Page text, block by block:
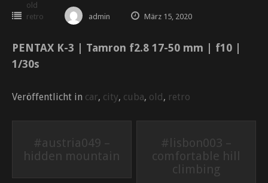
old
retro
admin März 15, 2020
PENTAX K-3 | Tamron f2.8 17-50 mm | f10 |
1/30s
Veröffentlicht in car, city, cuba, old , retro
Beitrags-
Navigation
#austria049 –
hidden mountain
#lisbon003 –
comfortable hill
climbing